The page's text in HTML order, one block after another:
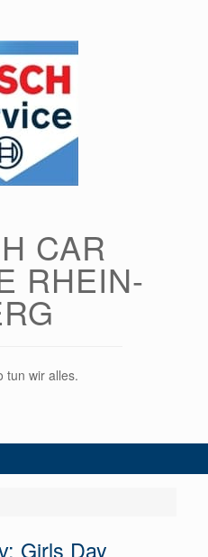
CAR
RHEIN-
tun wir alles.
Girls Day